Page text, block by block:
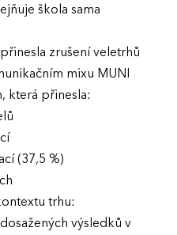
škola sama
zrušení veletrhů
mixu MUNI
která přinesla:
(37,5 %)
trhu:
výsledků v